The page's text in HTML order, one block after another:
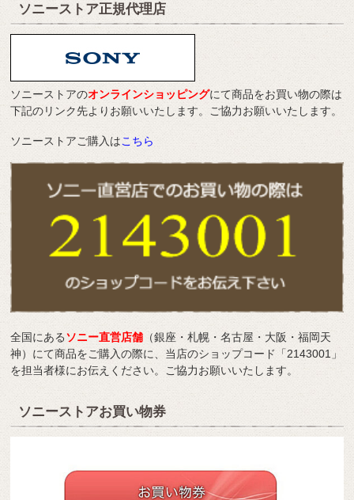
ソニーストア正規代理店
ソニーストアのオンラインショッピングにて商品をお買い物の際は
下記のリンク先よりお願いいたします。ご協力お願いいたします。
ソニーストアご購入はこちら
全国にあるソニー直営店舗 （銀座・札幌・名古屋・大阪・福岡天
神）にて商品をご購入の際に、当店のショップコード「2143001」
を担当者様にお伝えください。ご協力お願いいたします。
ソニーストアお買い物券